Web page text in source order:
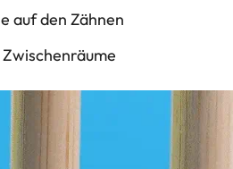
auf den Zähnen